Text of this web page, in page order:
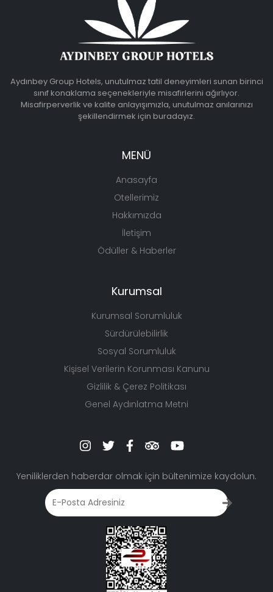
Aydınbey Group Hotels, unutulmaz tatil deneyimleri sunan birinci
sınıf konaklama seçenekleriyle misafirlerini ağırlıyor.
Misafirperverlik ve kalite anlayışımızla, unutulmaz anılarınızı
şekillendirmek için buradayız.
MENÜ
Anasayfa
Otellerimiz
Hakkımızda
İletişim
Ödüller & Haberler
Kurumsal
Kurumsal Sorumluluk
Sürdürülebilirlik
Sosyal Sorumluluk
Kişisel Verilerin Korunması Kanunu
Gizlilik & Çerez Politikası
Genel Aydınlatma Metni
Yeniliklerden haberdar olmak için bültenimize kaydolun.